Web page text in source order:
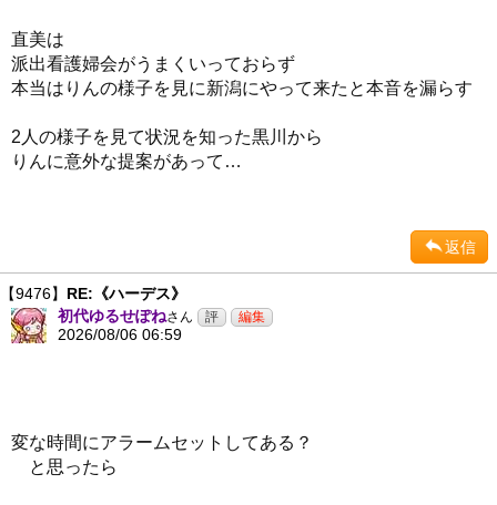
直美は
派出看護婦会がうまくいっておらず
本当はりんの様子を見に新潟にやって来たと本音を漏らす
2人の様子を見て状況を知った黒川から
りんに意外な提案があって…
返信
【9476】 RE:《ハーデス》
初代ゆるせぽねさん
2026/08/06 06:59
変な時間にアラームセットしてある？
と思ったら